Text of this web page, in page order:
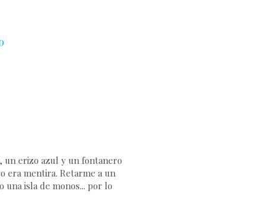
un erizo azul y un fontanero
era mentira. Retarme a un
isla de monos... por lo